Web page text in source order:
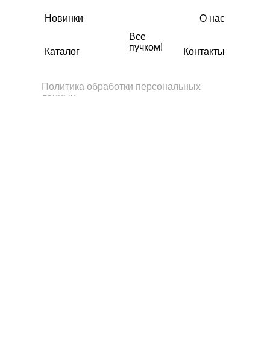
Контакты
О нас
Все
пучком!
Каталог
Новинки
Политика обработки персональных
данных